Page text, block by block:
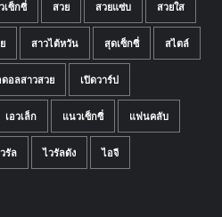
เซ็กซี่ สวย สวยแซ่บ สวยใส
สาวไต้หวัน สุดเซ็กซี่ สไตล์
ดอลสาวสวย เปิดวาร์ป
เอวเล็ก แนวเซ็กซี่ แฟนคลับ
รัล ไวรัลดัง ไอจี